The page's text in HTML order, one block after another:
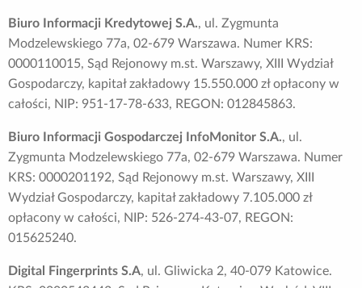
Biuro Informacji Kredytowej S.A., ul. Zygmunta
Modzelewskiego 77a, 02-679 Warszawa. Numer KRS:
0000110015, Sąd Rejonowy m.st. Warszawy, XIII Wydział
Gospodarczy, kapitał zakładowy 15.550.000 zł opłacony w
całości, NIP: 951-17-78-633, REGON: 012845863.
Biuro Informacji Gospodarczej InfoMonitor S.A., ul.
Zygmunta Modzelewskiego 77a, 02-679 Warszawa. Numer
KRS: 0000201192, Sąd Rejonowy m.st. Warszawy, XIII
Wydział Gospodarczy, kapitał zakładowy 7.105.000 zł
opłacony w całości, NIP: 526-274-43-07, REGON:
015625240.
Digital Fingerprints S.A, ul. Gliwicka 2, 40-079 Katowice.